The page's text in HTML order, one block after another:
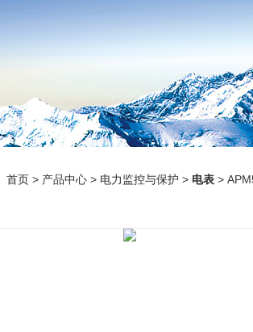
首页 > 产品中心 > 电力监控与保护 > 电表 >